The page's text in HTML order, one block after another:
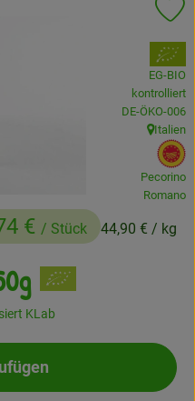
25 Euro
KLab
€ / Stück 44,90 € / kg
, Verband:
EG-BIO
kontrolliert
, Kontrollstelle:
DE-ÖKO-006
,
Italien
,
Pecorino
Romano
zum Warenkorb